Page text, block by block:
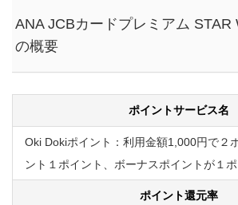
ANA JCBカードプレミアム STAR
の概要
ポイントサービス名
Oki Dokiポイント：利用金額1,000円で２
ント１ポイント、ボーナスポイントが１ポ
ポイント還元率